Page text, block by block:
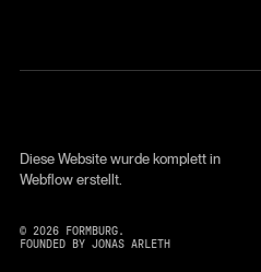
Diese Website wurde komplett in
Webflow erstellt.
© 2026FORMBURG.
FOUNDED BY JONAS ARLETH